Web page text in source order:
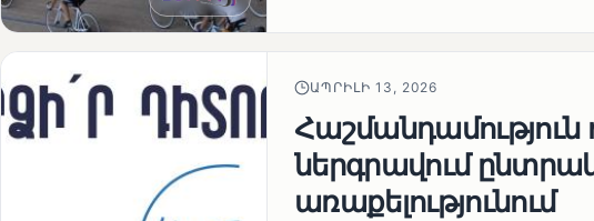
ԱՊՐԻԼԻ 13, 2026
Հաշմանդամություն
ներգրավում
առաքելությունում